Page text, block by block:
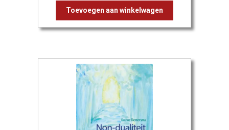
Toevoegen aan winkelwagen